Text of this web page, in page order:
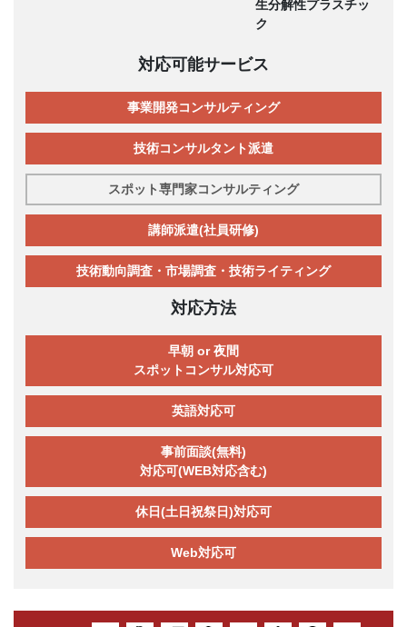
生分解性プラスチッ
ク
対応可能サービス
事業開発コンサルティング
技術コンサルタント派遣
スポット専門家コンサルティング
講師派遣(社員研修)
技術動向調査・市場調査・技術ライティング
対応方法
早朝 or 夜間
スポットコンサル対応可
英語対応可
事前面談(無料)
対応可(WEB対応含む)
休日(土日祝祭日)対応可
Web対応可